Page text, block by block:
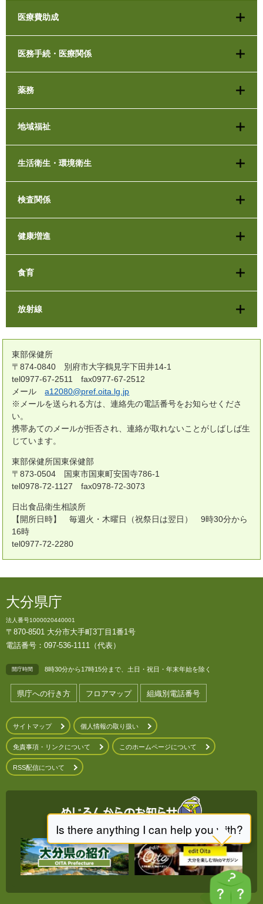
医療費助成
医務手続・医療関係
薬務
地域福祉
生活衛生・環境衛生
検査関係
健康増進
食育
放射線
東部保健所
〒874-0840 別府市大字鶴見字下田井14-1
tel0977-67-2511 fax0977-67-2512
メールa12080@pref.oita.lg.jp
※メールを送られる方は、連絡先の電話番号をお知らせくださ
い。
携帯あてのメールが拒否され、連絡が取れないことがしばしば生
じています。
東部保健所国東保健部
〒873-0504 国東市国東町安国寺786-1
tel0978-72-1127 fax0978-72-3073
日出食品衛生相談所
【開所日時】 毎週火・木曜日（祝祭日は翌日） 9時30分から
16時
tel0977-72-2280
大分県庁
法人番号1000020440001
〒870-8501 大分市大手町3丁目1番1号
電話番号：097-536-1111（代表）
開庁時間 8時30分から17時15分まで、土日・祝日・年末年始を除く
県庁への行き方 フロアマップ 組織別電話番号
サイトマップ 個人情報の取り扱い
免責事項・リンクについて このホームページについて
RSS配信について